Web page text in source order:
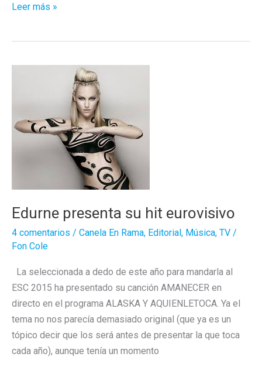
Un
Nuns
Leer más »
Edurne presenta su hit eurovisivo
4 comentarios / Canela En Rama, Editorial , Música, TV /
Fon Cole
La seleccionada a dedo de este año para mandarla al
ESC 2015 ha presentado su canción AMANECER en
directo en el programa ALASKA Y AQUIENLETOCA. Ya el
tema no nos parecía demasiado original (que ya es un
tópico decir que los será antes de presentar la que toca
cada año), aunque tenía un momento